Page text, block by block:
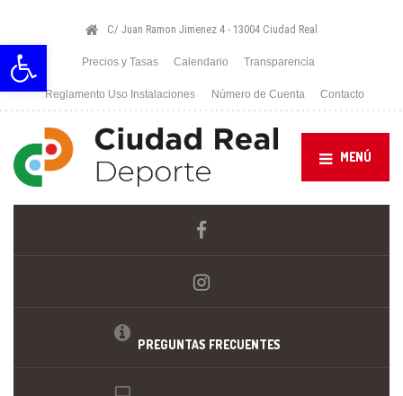
Abrir barra de herramientas
C/ Juan Ramon Jimenez 4 - 13004 Ciudad Real
Precios y Tasas Calendario Transparencia
Reglamento Uso Instalaciones Número de Cuenta Contacto
MENÚ
PREGUNTAS FRECUENTES